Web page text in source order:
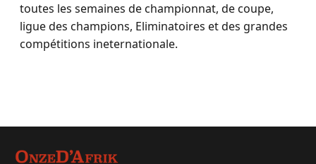
toutes les semaines de championnat, de coupe,
ligue des champions, Eliminatoires et des grandes
compétitions ineternationale.